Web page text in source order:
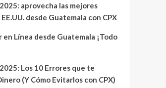
aprovecha las mejores
desde Guatemala con CPX
en Línea desde Guatemala ¡Todo
Los 10 Errores que te
(Y Cómo Evitarlos con CPX)